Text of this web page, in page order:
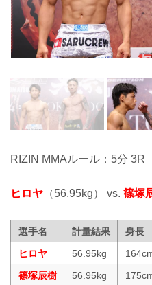
RIZIN MMAルール：5分 3R
ヒロヤ （56.95kg） vs. 篠塚
選手名 計量結果 身長
ヒロヤ
56.95kg
篠塚辰樹
56.95kg